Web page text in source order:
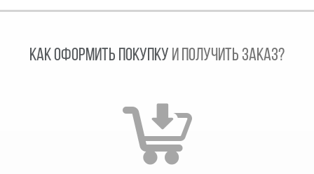
КАК ОФОРМИТЬ ПОКУПКУ И ПОЛУЧИТЬ ЗАКАЗ?